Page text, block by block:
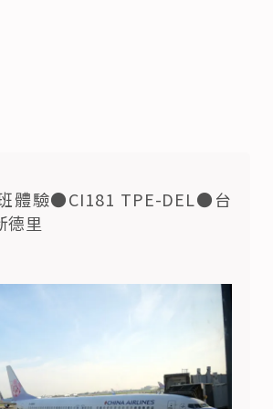
體驗●CI181 TPE-DEL●台
德里